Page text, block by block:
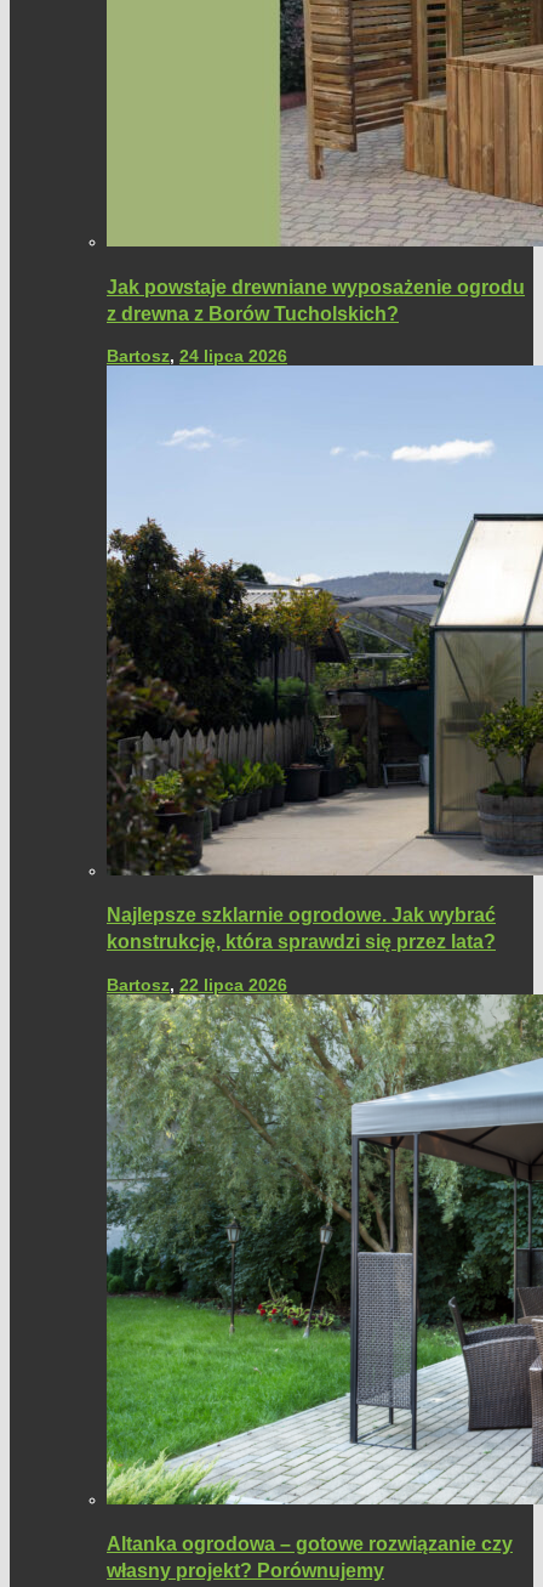
Jak powstaje drewniane wyposażenie ogrodu
z drewna z Borów Tucholskich?
Bartosz, 24 lipca 2026
Najlepsze szklarnie ogrodowe. Jak wybrać
konstrukcję, która sprawdzi się przez lata?
Bartosz, 22 lipca 2026
Altanka ogrodowa – gotowe rozwiązanie czy
własny projekt? Porównujemy